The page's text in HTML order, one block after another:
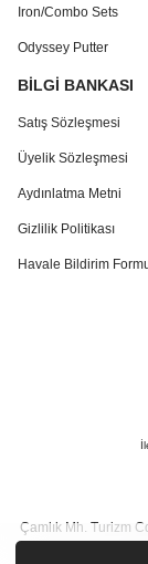
Iron/Combo Sets
Odyssey Putter
BİLGİ BANKASI
Satış Sözleşmesi
Üyelik Sözleşmesi
Aydınlatma Metni
Gizlilik Politikası
Havale Bildirim
Çamlık Mh. Turizm